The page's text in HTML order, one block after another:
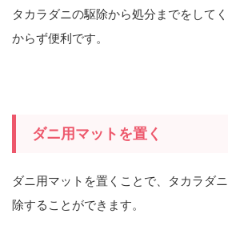
タカラダニの駆除から処分までをして
からず便利です。
ダニ用マットを置く
ダニ用マットを置くことで、タカラダ
除することができます。